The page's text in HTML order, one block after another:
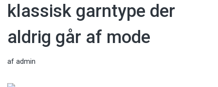
klassisk garntype der
aldrig går af mode
af admin